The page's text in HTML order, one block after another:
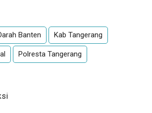
Banten Kab Tangerang
Polresta Tangerang